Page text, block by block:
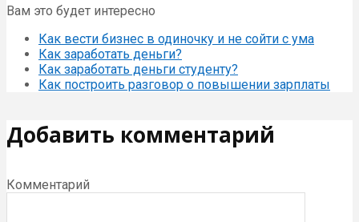
Вам это будет интересно
Как вести бизнес в одиночку и не сойти с ума
Как заработать деньги?
Как заработать деньги студенту?
Как построить разговор о повышении зарплаты
Добавить комментарий
Комментарий